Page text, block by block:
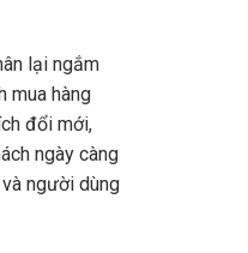
lại ngắm
mua hàng
đổi mới,
ngày càng
người dùng